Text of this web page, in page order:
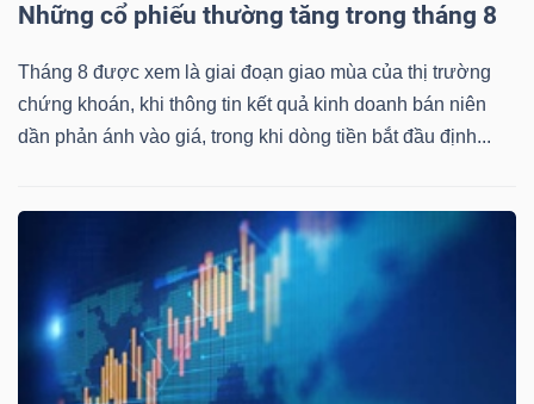
Những cổ phiếu thường tăng trong tháng 8
Tháng 8 được xem là giai đoạn giao mùa của thị trường
chứng khoán, khi thông tin kết quả kinh doanh bán niên
dần phản ánh vào giá, trong khi dòng tiền bắt đầu định...